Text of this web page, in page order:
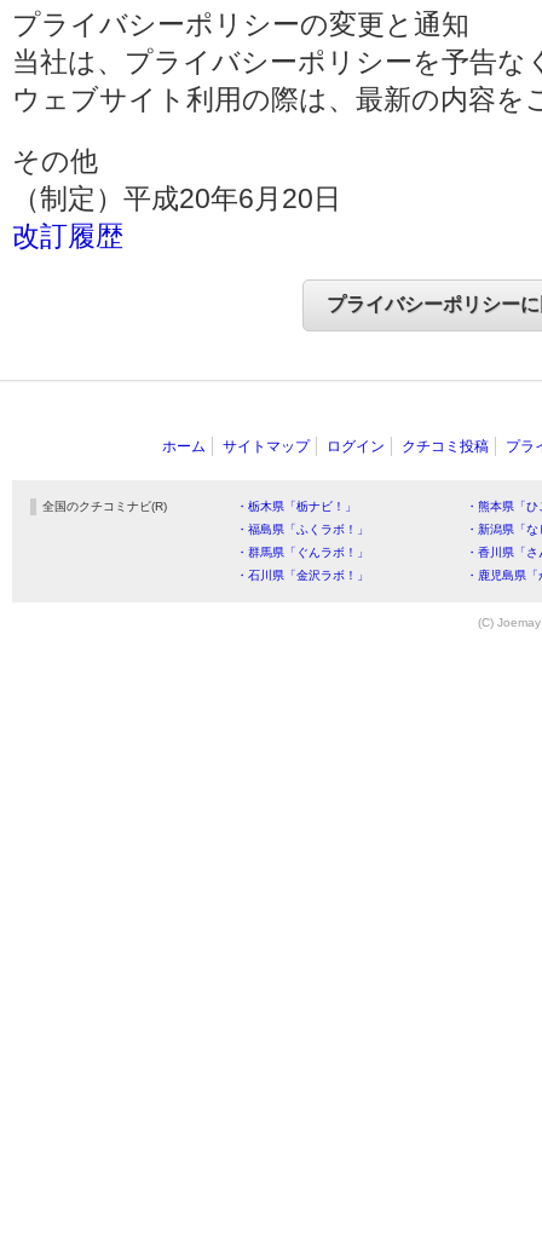
プライバシーポリシーの変更と通知
当社は、プライバシーポリシーを予告
ウェブサイト利用の際は、最新の内容を
その他
（制定）平成20年6月20日
改訂履歴
ホーム サイトマップ ログイン クチコミ投稿 プラ
全国のクチコミナビ(R) ・栃木県「栃ナビ！」
・熊本県「
・福島県「ふくラボ！」
・新潟県「
・群馬県「ぐんラボ！」
・香川県「
・石川県「金沢ラボ！」
・鹿児島県
(C)